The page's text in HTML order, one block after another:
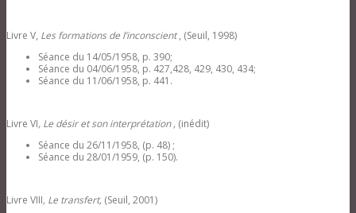
Livre V, Les formations de l’inconscient, (Seuil, 1998)
Séance du 14/05/1958, p. 390;
Séance du 04/06/1958, p. 427,428, 429, 430, 434;
Séance du 11/06/1958, p. 441.
Livre VI, Le désir et son interprétation , (inédit)
Séance du 26/11/1958, (p. 48) ;
Séance du 28/01/1959, (p. 150).
Livre VIII, Le transfert, (Seuil, 2001)